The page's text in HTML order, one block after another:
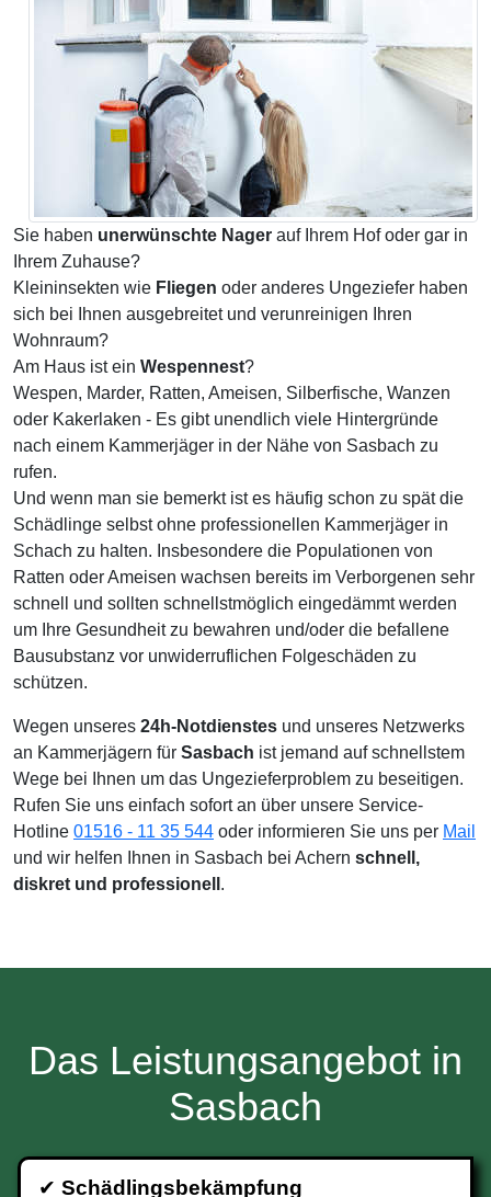
Sie haben unerwünschte Nager auf Ihrem Hof oder gar in
Ihrem Zuhause?
Kleininsekten wie Fliegen oder anderes Ungeziefer haben
sich bei Ihnen ausgebreitet und verunreinigen Ihren
Wohnraum?
Am Haus ist ein Wespennest?
Wespen, Marder, Ratten, Ameisen, Silberfische, Wanzen
oder Kakerlaken - Es gibt unendlich viele Hintergründe
nach einem Kammerjäger in der Nähe von Sasbach zu
rufen.
Und wenn man sie bemerkt ist es häufig schon zu spät die
Schädlinge selbst ohne professionellen Kammerjäger in
Schach zu halten. Insbesondere die Populationen von
Ratten oder Ameisen wachsen bereits im Verborgenen sehr
schnell und sollten schnellstmöglich eingedämmt werden
um Ihre Gesundheit zu bewahren und/oder die befallene
Bausubstanz vor unwiderruflichen Folgeschäden zu
schützen.
Wegen unseres 24h-Notdienstes und unseres Netzwerks
an Kammerjägern für Sasbach ist jemand auf schnellstem
Wege bei Ihnen um das Ungezieferproblem zu beseitigen.
Rufen Sie uns einfach sofort an über unsere Service-
Hotline 01516 - 11 35 544 oder informieren Sie uns per Mail
und wir helfen Ihnen in Sasbach bei Achern schnell,
diskret und professionell .
Das Leistungsangebot in
Sasbach
✔ Schädlingsbekämpfung